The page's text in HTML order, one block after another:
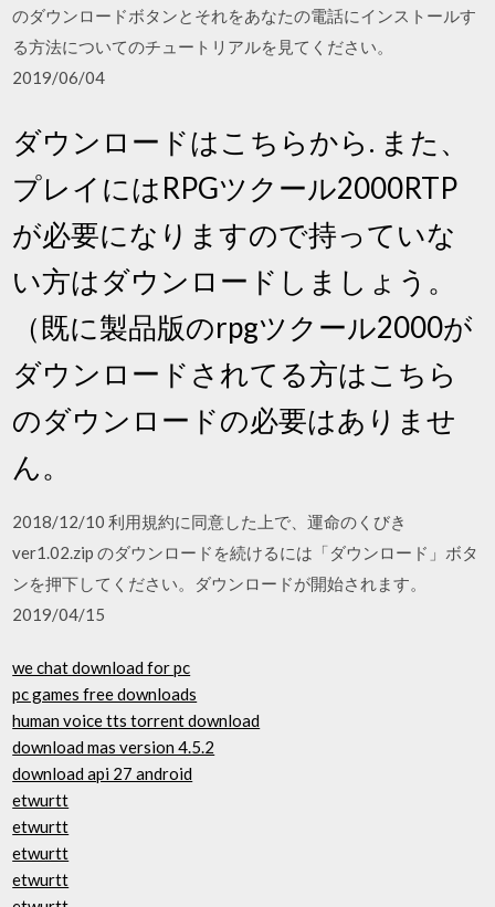
のダウンロードボタンとそれをあなたの電話にインストールす
る方法についてのチュートリアルを見てください。
2019/06/04
ダウンロードはこちらから. また、
プレイにはRPGツクール2000RTP
が必要になりますので持っていな
い方はダウンロードしましょう。
（既に製品版のrpgツクール2000が
ダウンロードされてる方はこちら
のダウンロードの必要はありませ
ん。
2018/12/10 利用規約に同意した上で、運命のくびき
ver1.02.zip のダウンロードを続けるには「ダウンロード」ボタ
ンを押下してください。ダウンロードが開始されます。
2019/04/15
we chat download for pc
pc games free downloads
human voice tts torrent download
download mas version 4.5.2
download api 27 android
etwurtt
etwurtt
etwurtt
etwurtt